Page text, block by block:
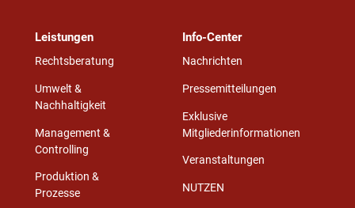
Leistungen
Rechtsberatung
Umwelt &
Nachhaltigkeit
Management &
Controlling
Produktion &
Prozesse
Info-Center
Nachrichten
Pressemitteilungen
Exklusive
Mitgliederinformationen
Veranstaltungen
NUTZEN